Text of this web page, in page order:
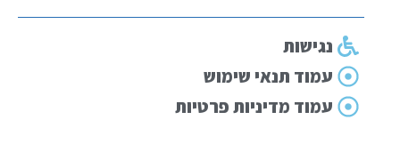
נגישות
עמוד תנאי שימוש
עמוד מדיניות פרטיות